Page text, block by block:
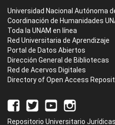
Universidad Nacional Autónoma
Coordinación de Humanidades
Toda la UNAM en línea
Red Universitaria de Aprendizaje
Portal de Datos Abiertos
Dirección General de Bibliotecas
Red de Acervos Digitales
Directory of Open Access
Repositorio Universitario